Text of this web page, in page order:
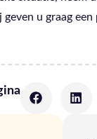
u graag